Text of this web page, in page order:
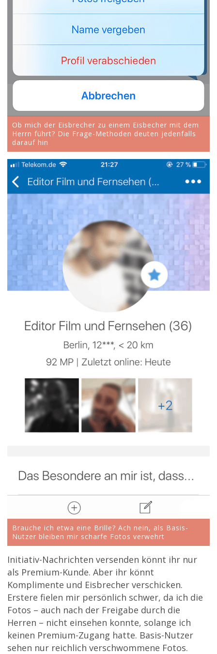
Ob mich der Eisbrecher zu einem Eisbecher mit dem
Herrn führt? Die Frage-Methoden deuten jedenfalls
darauf hin
Brauche ich etwa eine Brille? Ach nein, als Basis-
Nutzer bleiben mir scharfe Fotos verwehrt
Initiativ-Nachrichten versenden könnt ihr nur
als Premium-Kunde. Aber ihr könnt
Komplimente und Eisbrecher verschicken.
Erstere fielen mir persönlich schwer, da ich die
Fotos – auch nach der Freigabe durch die
Herren – nicht einsehen konnte, solange ich
keinen Premium-Zugang hatte. Basis-Nutzer
sehen nur reichlich verschwommene Fotos.